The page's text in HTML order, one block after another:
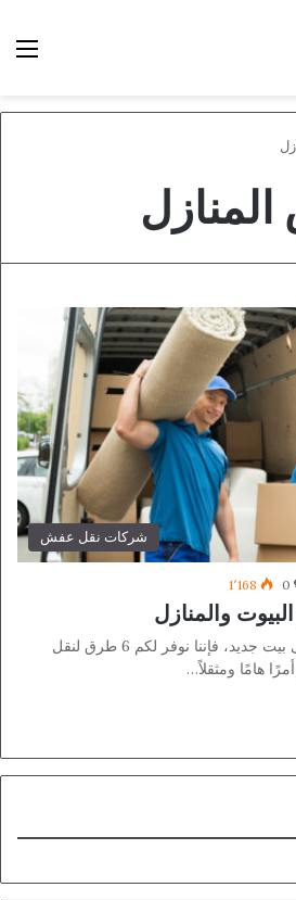
شركات نقل عفش
0 1٬168
عندما يحين وقت الانتقال إلى بيت جديد، فإننا نوفر لكم 6 طرق لنقل
هامًا ومثقلاً…